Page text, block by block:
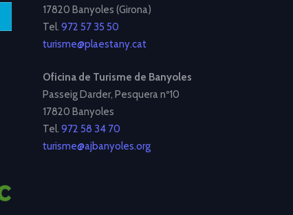
17820 Banyoles (Girona)
Tel. 972 57 35 50
turisme@plaestany.cat
Oficina de Turisme de Banyoles
Passeig Darder, Pesquera nº10
17820 Banyoles
Tel. 972 58 34 70
turisme@ajbanyoles.org